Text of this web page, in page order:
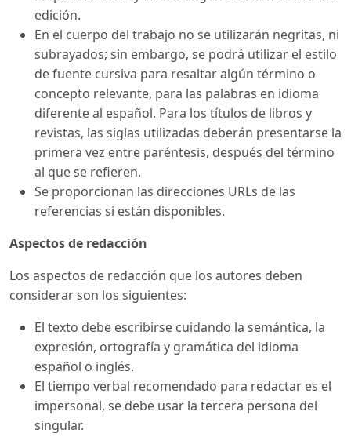
edición.
En el cuerpo del trabajo no se utilizarán negritas, ni
subrayados; sin embargo, se podrá utilizar el estilo
de fuente cursiva para resaltar algún término o
concepto relevante, para las palabras en idioma
diferente al español. Para los títulos de libros y
revistas, las siglas utilizadas deberán presentarse la
primera vez entre paréntesis, después del término
al que se refieren.
Se proporcionan las direcciones URLs de las
referencias si están disponibles.
Aspectos de redacción
Los aspectos de redacción que los autores deben
considerar son los siguientes:
El texto debe escribirse cuidando la semántica, la
expresión, ortografía y gramática del idioma
español o inglés.
El tiempo verbal recomendado para redactar es el
impersonal, se debe usar la tercera persona del
singular.